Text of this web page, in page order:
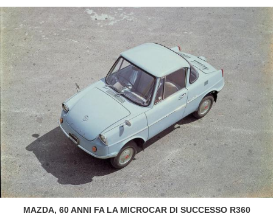
MAZDA, 60 ANNI FA LA MICROCAR DI SUCCESSO R360